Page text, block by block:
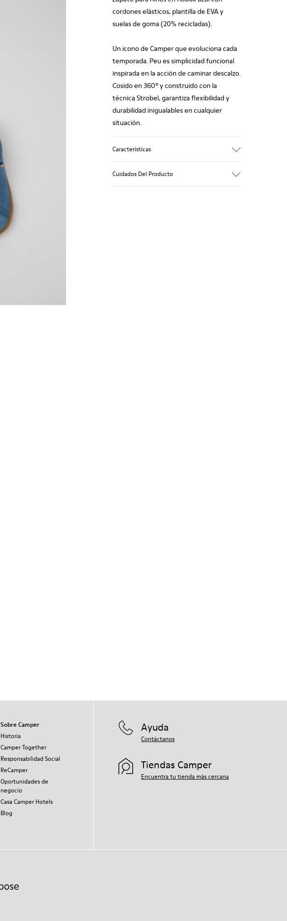
cordones elásticos, plantilla de EVA y
suelas de goma (20% recicladas).
Un icono de Camper que evoluciona cada
temporada. Peu es simplicidad funcional
inspirada en la acción de caminar descalzo.
Cosido en 360º y construido con la
técnica Strobel, garantiza flexibilidad y
durabilidad inigualables en cualquier
situación.
Características
Cuidados Del Producto
Sobre Camper
Historia
Camper Together
Responsabilidad Social
ReCamper
Oportunidades de
negocio
Casa Camper Hotels
Blog
Ayuda
Contáctanos
Tiendas Camper
Encuentra tu tienda más cercana